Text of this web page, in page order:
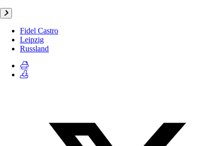
Fidel Castro
Leipzig
Russland